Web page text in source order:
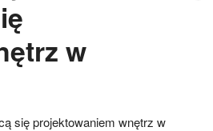
w
się projektowaniem wnętrz w